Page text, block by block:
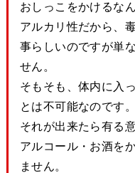
おしっこをかけるな
アルカリ性だから、
事らしいのですが単
せん。
そもそも、体内に入
とは不可能なのです。
それが出来たら有る
アルコール・お酒を
ません。